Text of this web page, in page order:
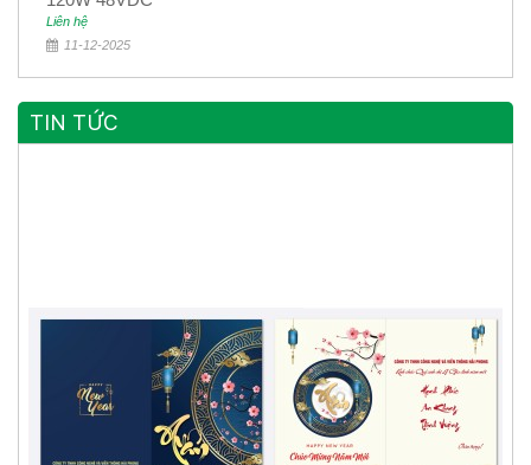
Liên hệ
11-12-2025
TIN TỨC